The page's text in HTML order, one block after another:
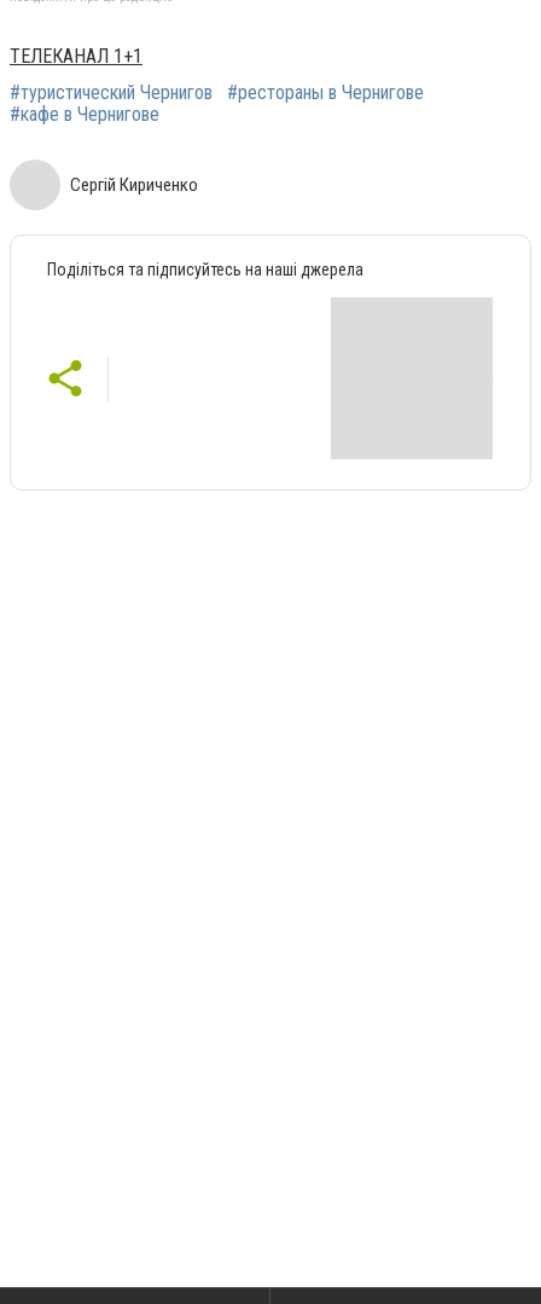
ТЕЛЕКАНАЛ 1+1
#туристический Чернигов
#рестораны в Чернигове
#кафе в Чернигове
Сергій Кириченко
Поділіться та підписуйтесь на наші джерела